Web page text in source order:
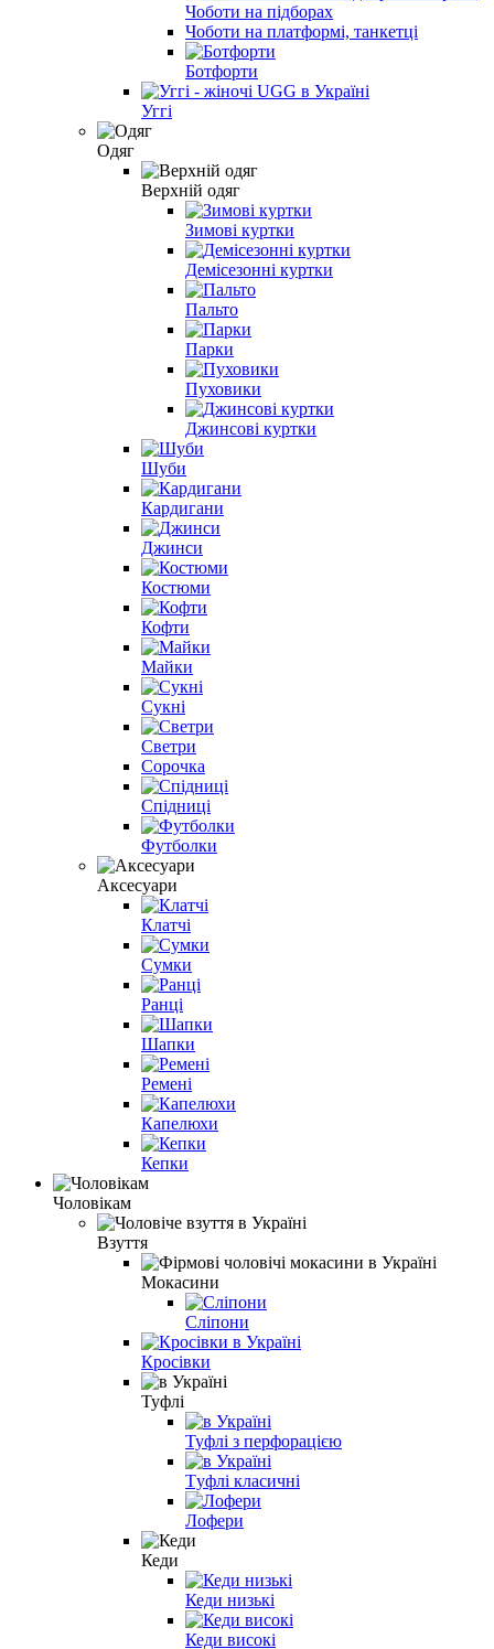
Чоботи на підборах
Чоботи на платформі, танкетці
Ботфорти
Уггі
Одяг
Верхній одяг
Зимові куртки
Демісезонні куртки
Пальто
Парки
Пуховики
Джинсові куртки
Шуби
Кардигани
Джинси
Костюми
Кофти
Майки
Сукні
Светри
Сорочка
Спідниці
Футболки
Аксесуари
Клатчі
Сумки
Ранці
Шапки
Ремені
Капелюхи
Кепки
Чоловікам
Взуття
Мокасини
Сліпони
Кросівки
Туфлі
Туфлі з перфорацією
Tуфлі класичні
Лофери
Кеди
Кеди низькі
Кеди високі